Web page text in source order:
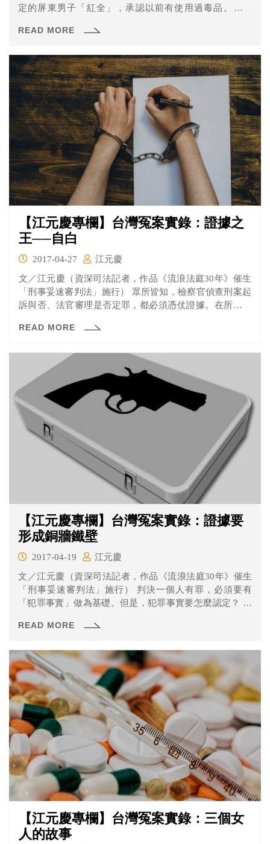
定的屏東男子「紅全」，承認以前有使用過毒品。有一
READ MORE
【江元慶專欄】台灣冤案實錄：證據之
王──自白
2017-04-27
江元慶
文／江元慶（資深司法記者，作品《流浪法庭30年》催生
「刑事妥速審判法」施行） 眾所皆知，檢察官偵查刑案起
訴與否、法官審理是否定罪，都必須憑仗證據。在所有的
READ MORE
【江元慶專欄】台灣冤案實錄：證據要
形成銅牆鐵壁
2017-04-19
江元慶
文／江元慶（資深司法記者，作品《流浪法庭30年》催生
「刑事妥速審判法」施行） 判決一個人有罪，必須要有
「犯罪事實」做為基礎。但是，犯罪事實要怎麼認定？ 在
READ MORE
【江元慶專欄】台灣冤案實錄：三個女
人的故事